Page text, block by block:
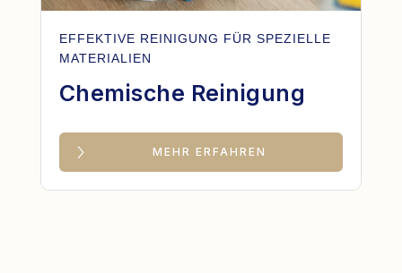
EFFEKTIVE REINIGUNG FÜR SPEZIELLE
MATERIALIEN
Chemische Reinigung
MEHR ERFAHREN